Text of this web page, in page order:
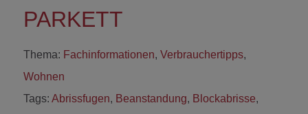
PARKETT
Thema: Fachinformationen, Verbrauchertipps,
Wohnen
Tags: Abrissfugen, Beanstandung, Blockabrisse,